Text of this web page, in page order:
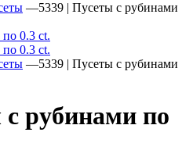
—5339 | Пусеты с рубинами
—5339 | Пусеты с рубинами
рубинами по